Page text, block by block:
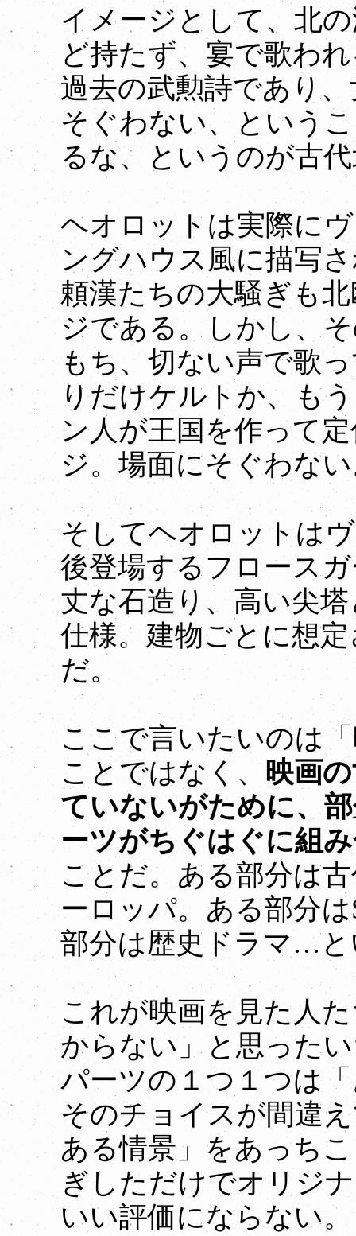
イメージとして、北
ど持たず、宴で歌わ
過去の武勲詩であり
そぐわない、という
るな、というのが古
ヘオロットは実際に
ングハウス風に描写
頼漢たちの大騒ぎも
ジである。しかし、
もち、切ない声で歌
りだけケルトか、も
ン人が王国を作って
ジ。場面にそぐわな
そしてヘオロットは
後登場するフロース
丈な石造り、高い尖
仕様。建物ごとに想
だ。
ここで言いたいのは
ことではなく、 映画
ていないがために、
ーツがちぐはぐに組
ことだ。ある部分は
ーロッパ。ある部分
部分は歴史ドラマ…
これが映画を見た人
からない」と思った
パーツの１つ１つは
そのチョイスが間違
ある情景」をあっち
ぎしただけでオリジ
いい評価にならない。